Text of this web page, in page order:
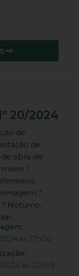
20/2024
de
de
obra de
?
?
Noturno,
2024 às 17h00
2024 às 23h59